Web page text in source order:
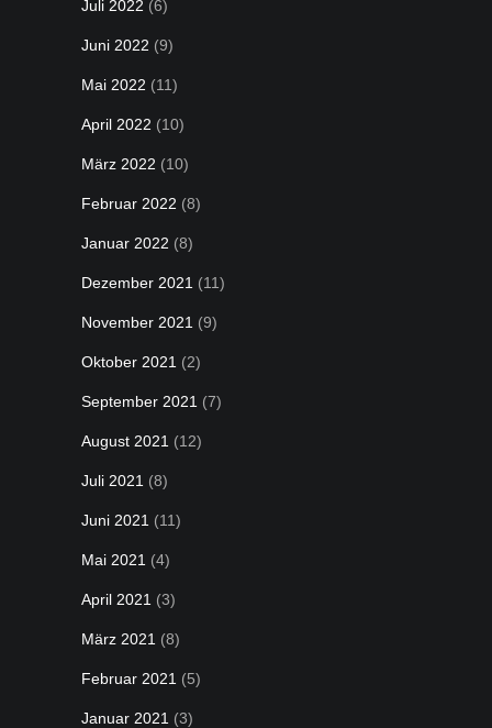
Juli 2022 (6)
Juni 2022 (9)
Mai 2022 (11)
April 2022 (10)
März 2022 (10)
Februar 2022 (8)
Januar 2022 (8)
Dezember 2021 (11)
November 2021 (9)
Oktober 2021 (2)
September 2021 (7)
August 2021 (12)
Juli 2021 (8)
Juni 2021 (11)
Mai 2021 (4)
April 2021 (3)
März 2021 (8)
Februar 2021 (5)
Januar 2021 (3)